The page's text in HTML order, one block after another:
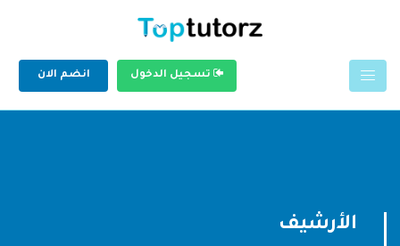
تسجيل الدخول انضم الان
الأرشيف